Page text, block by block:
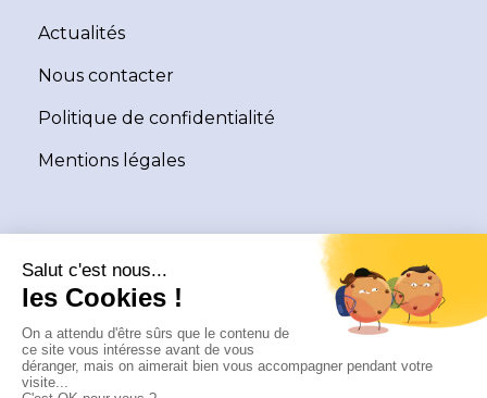
Actualités
Nous contacter
Politique de confidentialité
Mentions légales
L’actualité de la TVA et ses évolutions dans le monde
synthétisées et expliquées pour vous.